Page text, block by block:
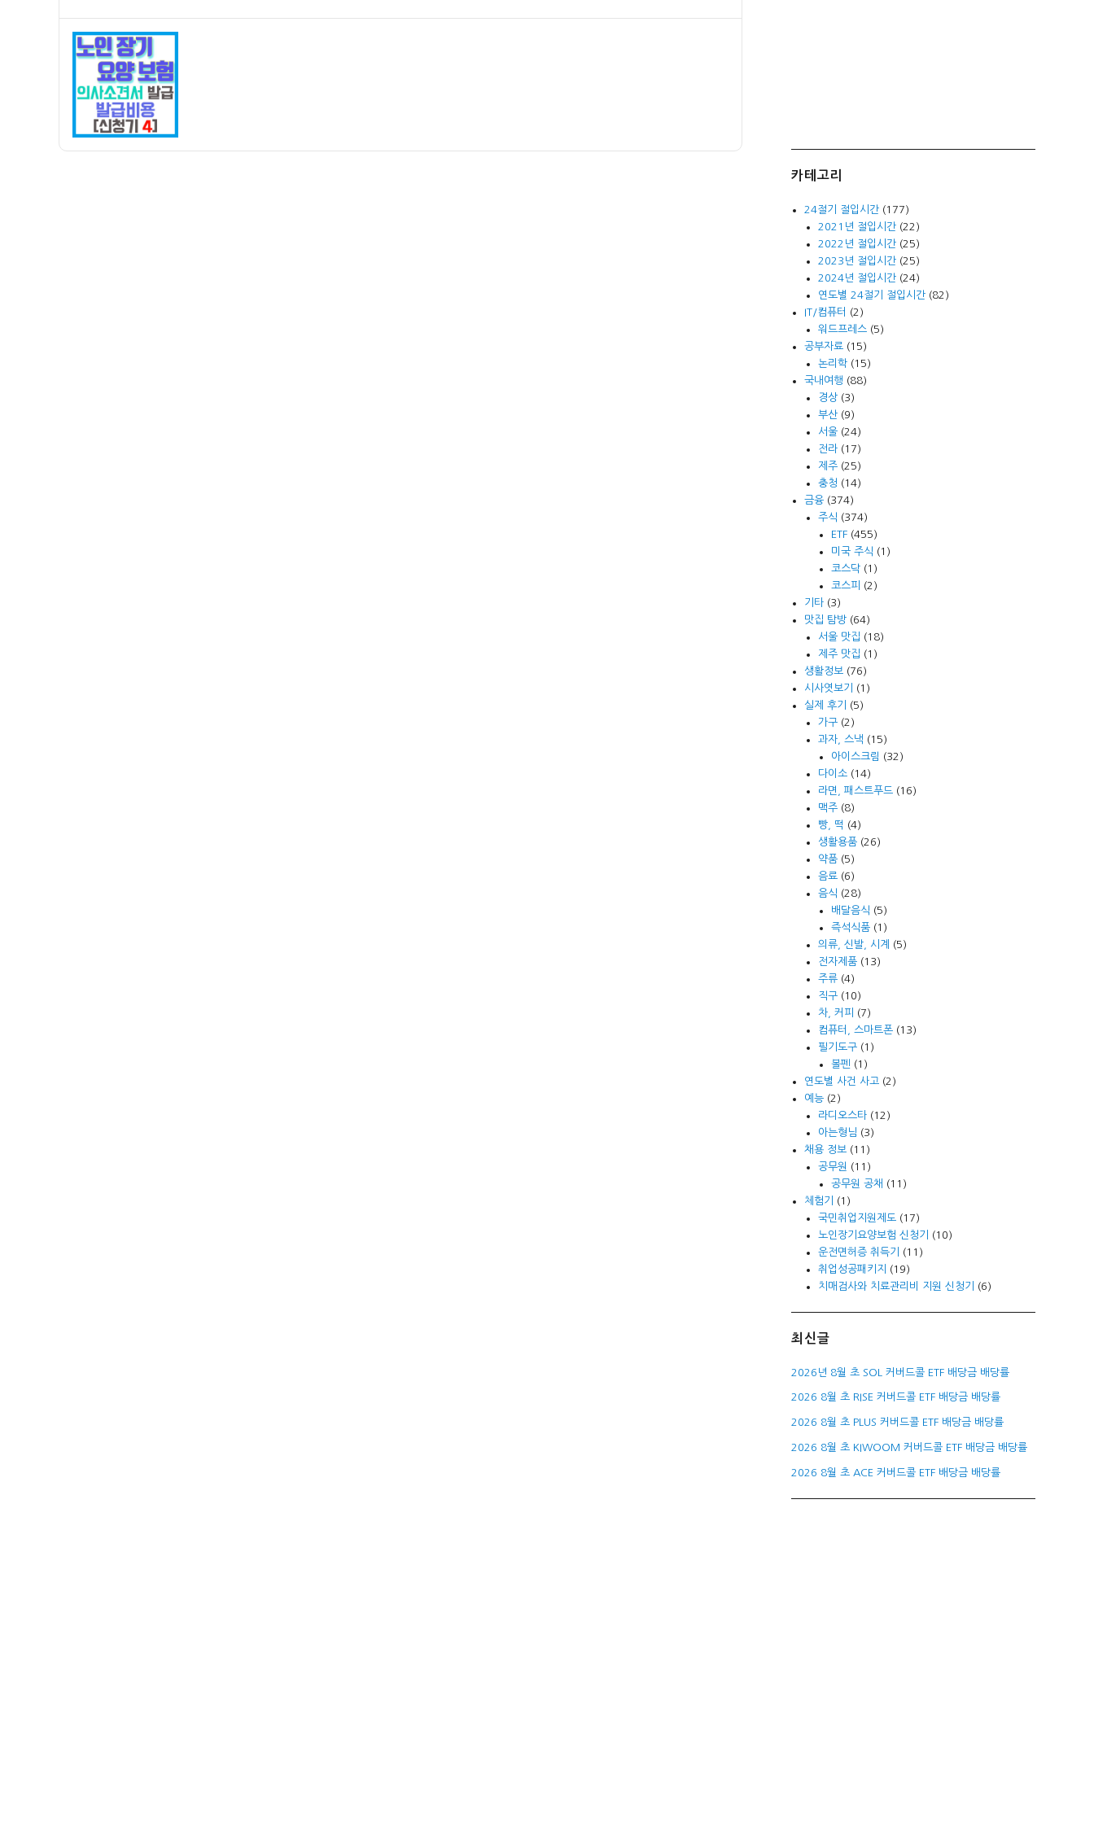
카테고리
24절기 절입시간 (177)
2021년 절입시간(22)
2022년 절입시간(25)
2023년 절입시간(25)
2024년 절입시간(24)
연도별 24절기 절입시간(82)
IT/컴퓨터
(2)
워드프레스(5)
공부자료 (15)
논리학(15)
국내여행 (88)
경상(3)
부산(9)
서울(24)
전라(17)
제주(25)
충청 (14)
금융 (374)
주식 (374)
ETF(455)
미국 주식 (1)
코스닥(1)
코스피
(2)
기타 (3)
맛집 탐방 (64)
서울 맛집 (18)
제주 맛집 (1)
생활정보 (76)
시사엿보기
(1)
실제 후기
(5)
가구(2)
과자, 스낵 (15)
아이스크림 (32)
다이소(14)
라면, 패스트푸드(16)
맥주(8)
빵, 떡 (4)
생활용품(26)
약품(5)
음료(6)
음식 (28)
배달음식 (5)
즉석식품(1)
의류, 신발, 시계
(5)
전자제품(13)
주류(4)
직구(10)
차, 커피
(7)
컴퓨터, 스마트폰(13)
필기도구(1)
볼펜 (1)
연도별 사건 사고 (2)
예능 (2)
라디오스타(12)
아는형님 (3)
채용 정보 (11)
공무원
(11)
공무원 공채 (11)
체험기
(1)
국민취업지원제도(17)
노인장기요양보험 신청기
(10)
운전면허증 취득기
(11)
취업성공패키지
(19)
치매검사와 치료관리비 지원 신청기
(6)
최신글
2026년 8월 초 SOL 커버드콜 ETF 배당금 배당률
2026 8월 초 RISE 커버드콜 ETF 배당금 배당률
2026 8월 초 PLUS 커버드콜 ETF 배당금 배당률
2026 8월 초 KIWOOM 커버드콜 ETF 배당금 배당률
2026 8월 초 ACE 커버드콜 ETF 배당금 배당률